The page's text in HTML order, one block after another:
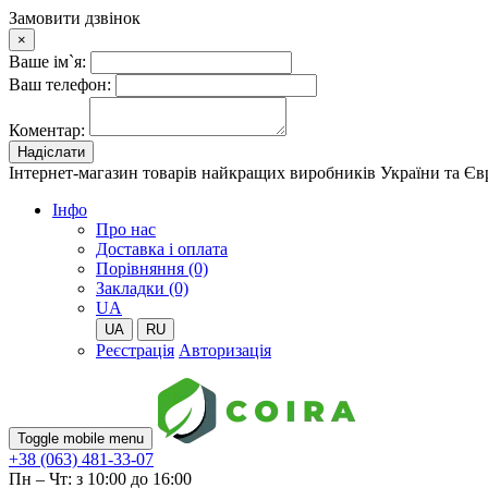
Замовити дзвінок
×
Ваше ім`я:
Ваш телефон:
Коментар:
Надіслати
Інтернет-магазин товарів найкращих виробників України та
Iнфо
Про нас
Доставка і оплата
Порівняння (0)
Закладки (0)
UA
UA RU
Реєстрація Авторизація
Toggle mobile menu
+38 (063) 481-33-07
Пн – Чт: з 10:00 до 16:00